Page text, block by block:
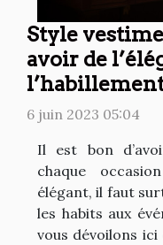
Style
avoir de
6 juin 2023 05:04
Il est bon
chaque
élégant, il faut
les habits aux
vous dévoilons ici